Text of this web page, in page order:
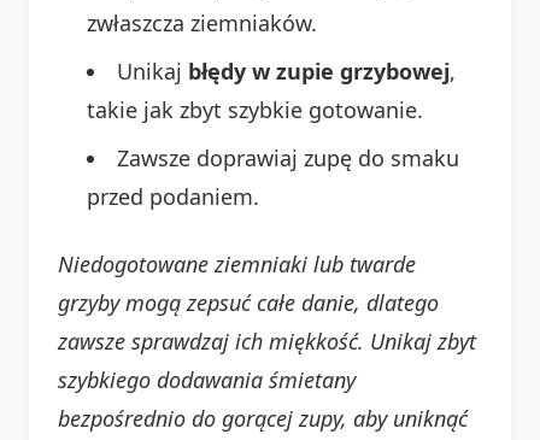
zwłaszcza ziemniaków.
Unikaj błędy w zupie grzybowej,
takie jak zbyt szybkie gotowanie.
Zawsze doprawiaj zupę do smaku
przed podaniem.
Niedogotowane ziemniaki lub twarde
grzyby mogą zepsuć całe danie, dlatego
zawsze sprawdzaj ich miękkość. Unikaj zbyt
szybkiego dodawania śmietany
bezpośrednio do gorącej zupy, aby uniknąć